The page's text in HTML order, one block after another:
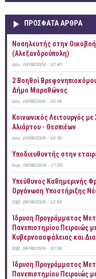
ΠΡOΣΦΑΤΑ AΡΘΡΑ
Νοσηλευτής στην
(Αλεξανδρούπολη)
Δευ, 10/08/2026 - 10:40
2 Βοηθοί
Δήμο Μαραθώνος
Δευ, 10/08/2026 - 10:36
Κοινωνικός Λειτουργός
Αλιάρτου - Θεσπιέων
Δευ, 10/08/2026 - 10:30
Υποδιευθυντής στην
Κυρ, 09/08/2026 - 17:20
Yπεύθυνος Καθημερινής
Οργάνωση Υποστήριξης
Σάβ, 08/08/2026 - 12:59
Ίδρυση Προγράμματος
Πανεπιστημίου Πειραιώς
Κυβερνοασφάλειας και
Σάβ, 08/08/2026 - 10:56
Ίδρυση Προγράμματος
Πανεπιστημίου Πειραιώς